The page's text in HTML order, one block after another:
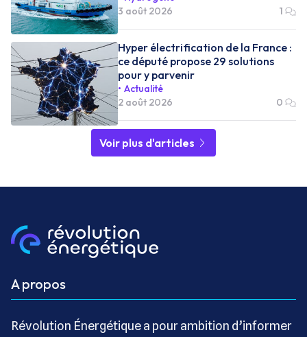
3 août 2026
1
Hyper électrification de la France :
ce député propose 29 solutions
pour y parvenir
Actualité
2 août 2026
0
Voir plus d'articles
A propos
Révolution Énergétique a pour ambition d’informer